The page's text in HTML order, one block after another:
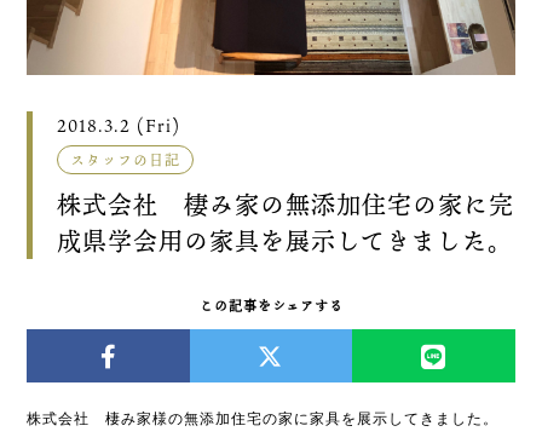
2018.3.2 (Fri)
スタッフの日記
株式会社 棲み家の無添加住宅の家に完
成県学会用の家具を展示してきました。
この記事をシェアする
株式会社 棲み家様の無添加住宅の家に家具を展示してきました。